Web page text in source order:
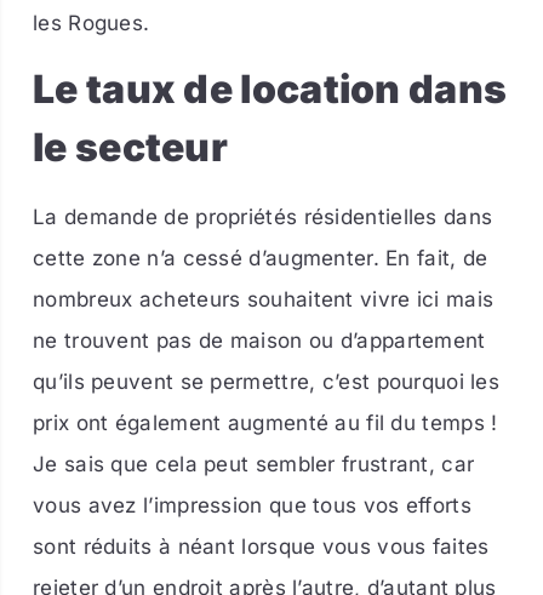
les Rogues.
Le taux de location dans
le secteur
La demande de propriétés résidentielles dans
cette zone n’a cessé d’augmenter. En fait, de
nombreux acheteurs souhaitent vivre ici mais
ne trouvent pas de maison ou d’appartement
qu’ils peuvent se permettre, c’est pourquoi les
prix ont également augmenté au fil du temps !
Je sais que cela peut sembler frustrant, car
vous avez l’impression que tous vos efforts
sont réduits à néant lorsque vous vous faites
rejeter d’un endroit après l’autre, d’autant plus